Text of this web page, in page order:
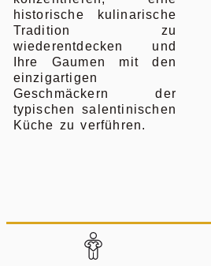
historische kulinarische
Tradition zu
wiederentdecken und
Ihre Gaumen mit den
einzigartigen
Geschmäckern der
typischen salentinischen
Küche zu verführen.